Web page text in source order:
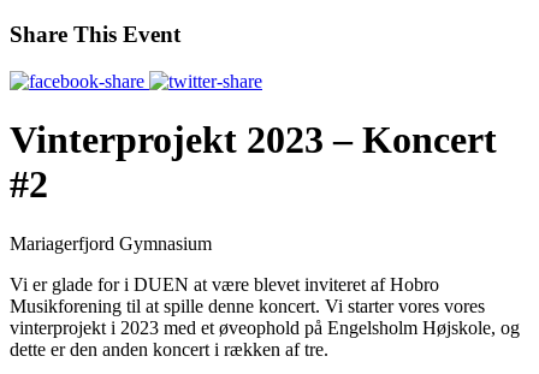
Share This Event
Vinterprojekt 2023 – Koncert
#2
Mariagerfjord Gymnasium
Vi er glade for i DUEN at være blevet inviteret af Hobro
Musikforening til at spille denne koncert. Vi starter vores vores
vinterprojekt i 2023 med et øveophold på Engelsholm Højskole, og
dette er den anden koncert i rækken af tre.